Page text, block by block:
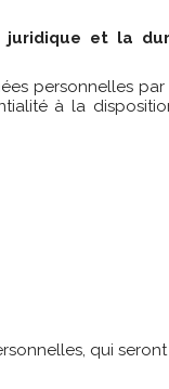
et la
personnelles par
à la
qui